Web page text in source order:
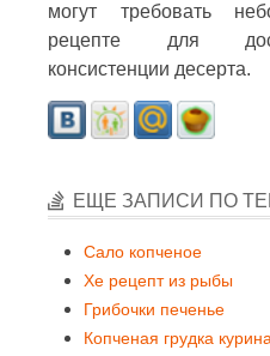
могут требовать
рецепте для
консистенции десерта.
ЕЩЕ ЗАПИСИ ПО
Сало копченое
Хе рецепт из рыбы
Грибочки печенье
Копченая грудка